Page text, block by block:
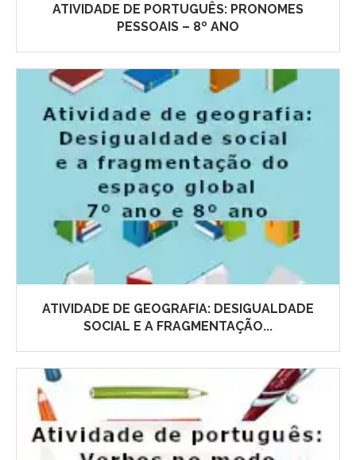
ATIVIDADE DE PORTUGUÊS: PRONOMES
PESSOAIS – 8º ANO
ATIVIDADE DE GEOGRAFIA: DESIGUALDADE
SOCIAL E A FRAGMENTAÇÃO...